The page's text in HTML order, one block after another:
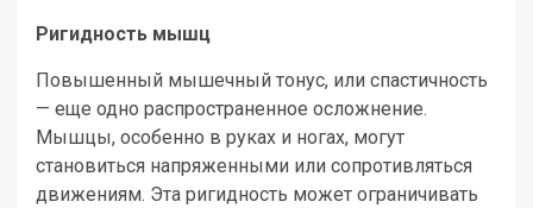
Ригидность мышц
Повышенный мышечный тонус, или спастичность
— еще одно распространенное осложнение.
Мышцы, особенно в руках и ногах, могут
становиться напряженными или сопротивляться
движениям. Эта ригидность может ограничивать